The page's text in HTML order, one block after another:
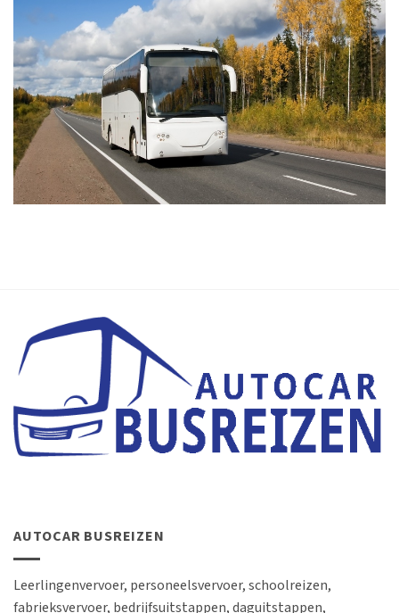
AUTOCAR BUSREIZEN
Leerlingenvervoer, personeelsvervoer, schoolreizen,
fabrieksvervoer, bedrijfsuitstappen, daguitstappen,